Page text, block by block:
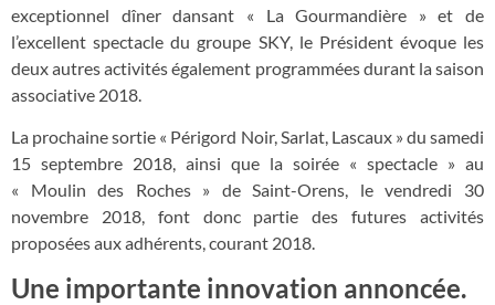
exceptionnel dîner dansant « La Gourmandière » et de
l’excellent spectacle du groupe SKY, le Président évoque les
deux autres activités également programmées durant la saison
associative 2018.
La prochaine sortie « Périgord Noir, Sarlat, Lascaux » du samedi
15 septembre 2018, ainsi que la soirée « spectacle » au
« Moulin des Roches » de Saint-Orens, le vendredi 30
novembre 2018, font donc partie des futures activités
proposées aux adhérents, courant 2018.
Une importante innovation annoncée.